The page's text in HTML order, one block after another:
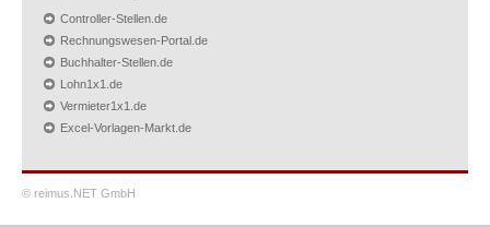
Controller-Stellen.de
Rechnungswesen-Portal.de
Buchhalter-Stellen.de
Lohn1x1.de
Vermieter1x1.de
Excel-Vorlagen-Markt.de
© reimus.NET GmbH